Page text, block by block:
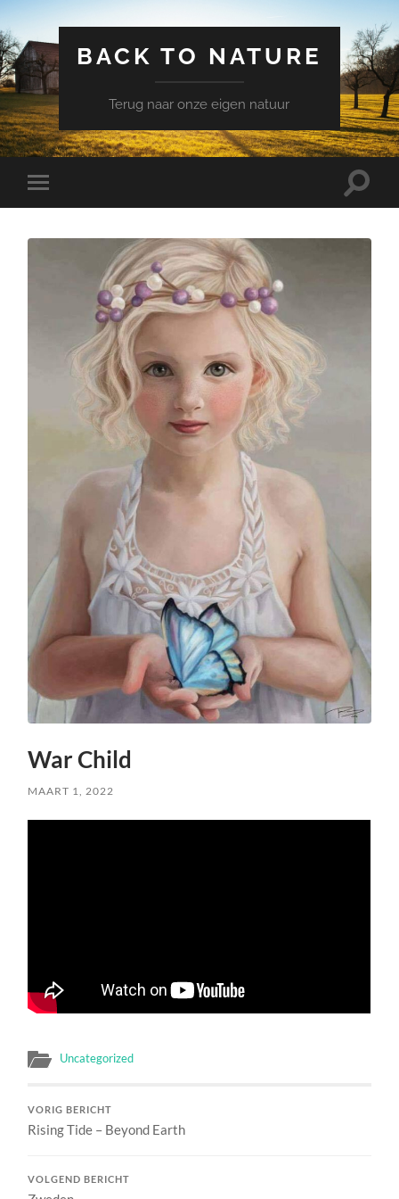
BACK TO NATURE
Terug naar onze eigen natuur
Schakel
naar
menu
War Child
MAART 1, 2022
Uncategorized
VORIG BERICHT
Rising Tide – Beyond Earth
VOLGEND BERICHT